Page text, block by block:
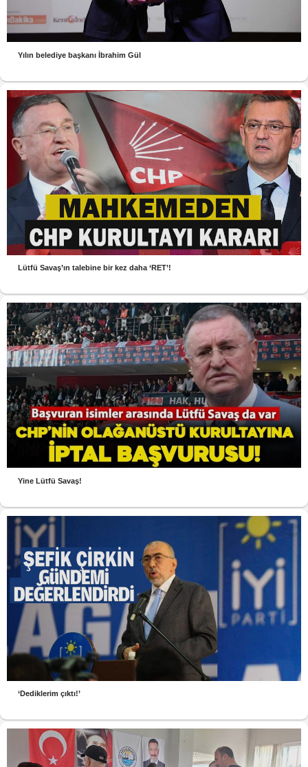
Yılın belediye başkanı İbrahim Gül
Lütfü Savaş’ın talebine bir kez daha ‘RET’!
Yine Lütfü Savaş!
‘Dediklerim çıktı!’